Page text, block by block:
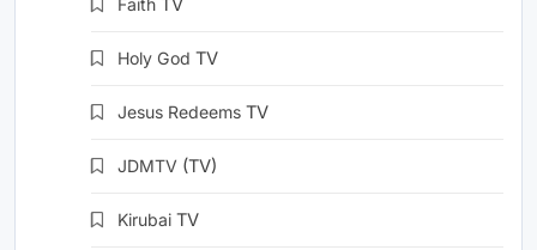
Holy God TV
Jesus Redeems TV
JDMTV (TV)
Kirubai TV